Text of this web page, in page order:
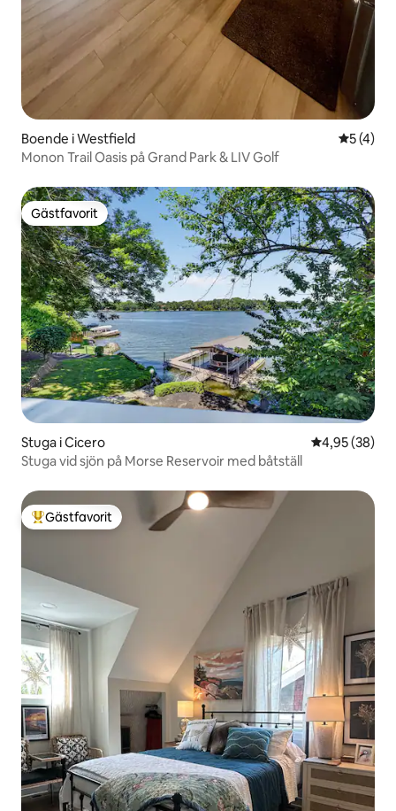
Boende i Westfield 5 av 5 i
5 (4)
Monon Trail Oasis på Grand Park & LIV Golf
Gästfavorit
Gästfavorit
Stuga i Cicero 4,95 av 5 i
4,95 (38)
Stuga vid sjön på Morse Reservoir med båtställ
Populär gästfavorit
Gästfavorit